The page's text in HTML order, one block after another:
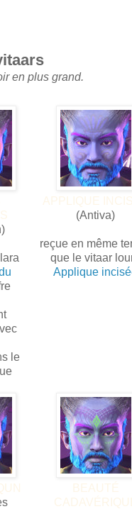
en plus grand.
le
APPLIQUE
(Antiva)
reçue en même
que le vitaar
Applique
BEAUTÉ